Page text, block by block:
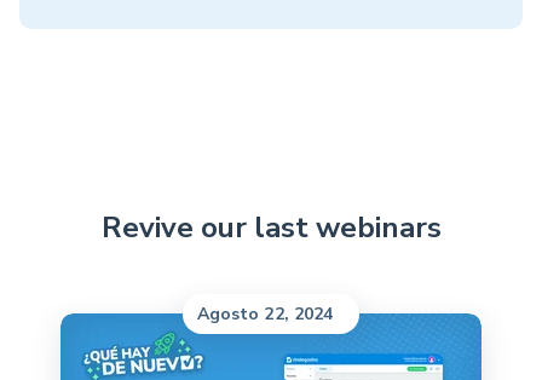
Revive our last webinars
Agosto 22, 2024